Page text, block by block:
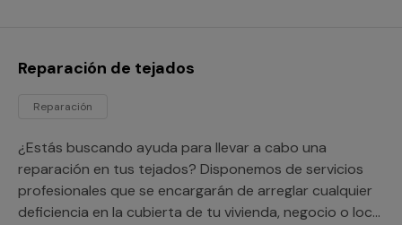
Reparación de tejados
Reparación
¿Estás buscando ayuda para llevar a cabo una
reparación en tus tejados? Disponemos de servicios
profesionales que se encargarán de arreglar cualquier
deficiencia en la cubierta de tu vivienda, negocio o local